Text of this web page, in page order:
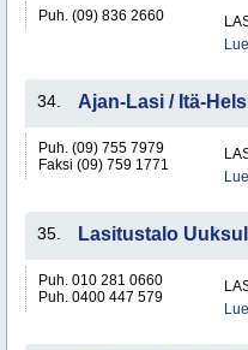
Puh. (09) 836 2660
34. Ajan-Lasi / Itä-
Puh. (09) 755 7979
Faksi (09) 759 1771
35. Lasitustalo
Puh. 010 281 0660
Puh. 0400 447 579